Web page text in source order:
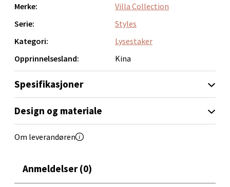
Merke:
Villa Collection
Serie:
Styles
Kategori:
Lysestaker
Opprinnelsesland:
Kina
Spesifikasjoner
Design og materiale
Om leverandøren
Anmeldelser (0)
Thon Senter Orkanger, Orkdalsveien 113, 7300
Åpent i dag 09-20
0 i butikk
Velg
Sandvika - Thon Senter Sandvika